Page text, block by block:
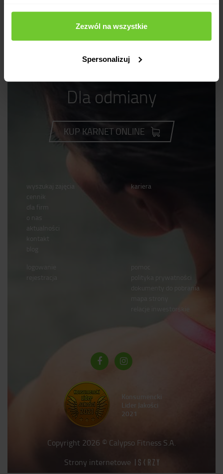
Zezwól na wszystkie
Spersonalizuj
Dla odmiany
KUP KARNET ONLINE
wyszukaj zajęcia
cennik
dla firm
o nas
aktualności
kontakt
kariera
polityka prywatności
dokumenty do pobrania
Konsumencki
Lider Jakości
2021
Copyright 2026 © Calypso Fitness S.A.
Strony internetowe